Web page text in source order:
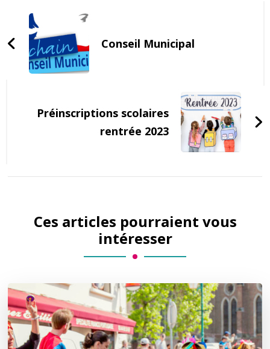
Navigation
Conseil Municipal
Préinscriptions scolaires
rentrée 2023
Ces articles pourraient vous
intéresser